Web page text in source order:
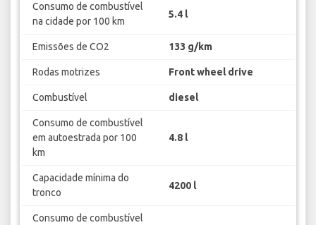
Consumo de combustível
na cidade por 100 km
5.4 l
Emissões de CO2 133 g/km
Rodas motrizes Front wheel drive
Combustível diesel
Consumo de combustível
em autoestrada por 100
km
4.8 l
Capacidade mínima do
tronco
4200 l
Consumo de combustível